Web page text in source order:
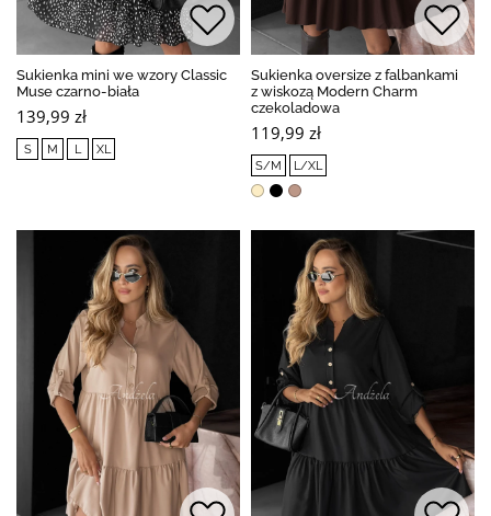
Sukienka mini we wzory Classic
Muse czarno-biała
139,99 zł
S M L XL
Sukienka oversize z falbankami
z wiskozą Modern Charm
czekoladowa
119,99 zł
S/M L/XL